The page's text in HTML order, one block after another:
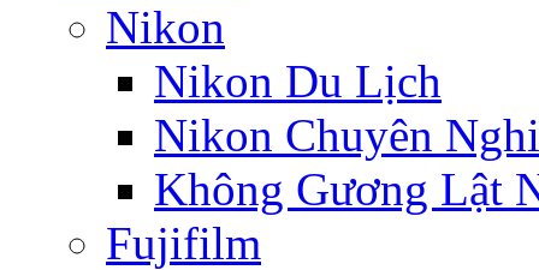
Nikon
Nikon Du Lịch
Nikon Chuyên
Không Gương Lật
Fujifilm